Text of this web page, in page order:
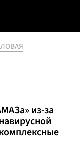
из-за